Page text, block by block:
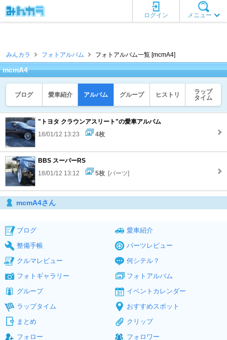
メニュー
ログイン
みんカラ フォトアルバム フォトアルバム一覧 [mcmA4]
mcmA4
ブログ 愛車紹介 アルバム グループ ヒストリ
ラップ
タイム
"トヨタ クラウンアスリート"の愛車アルバム
18/01/12 13:23
4枚
BBS スーパーRS
18/01/12 13:12
5枚 [パーツ]
mcmA4さん
ブログ
愛車紹介
整備手帳
パーツレビュー
クルマレビュー
何シテル？
フォトギャラリー
フォトアルバム
グループ
イベントカレンダー
ラップタイム
おすすめスポット
まとめ
クリップ
フォロー
フォロワー